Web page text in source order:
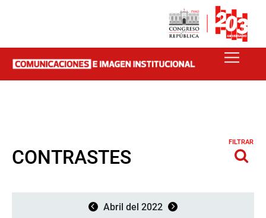
CONTRASTES
FILTRAR
Abril del 2022